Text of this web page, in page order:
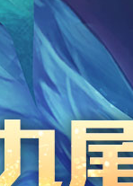
英雄列表
裝備列表
奧義列表
挑戰者技能